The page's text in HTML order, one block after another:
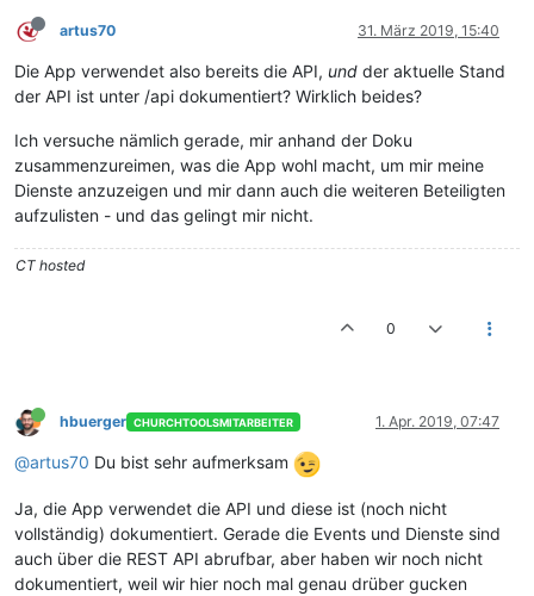
artus70 31. März 2019, 15:40
Die App verwendet also bereits die API, und der aktuelle Stand
der API ist unter /api dokumentiert? Wirklich beides?
Ich versuche nämlich gerade, mir anhand der Doku
zusammenzureimen, was die App wohl macht, um mir meine
Dienste anzuzeigen und mir dann auch die weiteren Beteiligten
aufzulisten - und das gelingt mir nicht.
CT hosted
0
hbuerger CHURCHTOOLSMITARBEITER 1. Apr. 2019, 07:47
@artus70 Du bist sehr aufmerksam
Ja, die App verwendet die API und diese ist (noch nicht
vollständig) dokumentiert. Gerade die Events und Dienste sind
auch über die REST API abrufbar, aber haben wir noch nicht
dokumentiert, weil wir hier noch mal genau drüber gucken